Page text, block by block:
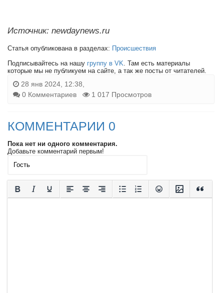
Источник: newdaynews.ru
Статья опубликована в разделах: Происшествия
Подписывайтесь на нашу группу в VK . Там есть материалы
которые мы не публикуем на сайте, а так же посты от читателей.
28 янв 2024, 12:38,
0 Комментариев
1 017 Просмотров
КОММЕНТАРИИ 0
Пока нет ни одного комментария.
Добавьте комментарий первым!